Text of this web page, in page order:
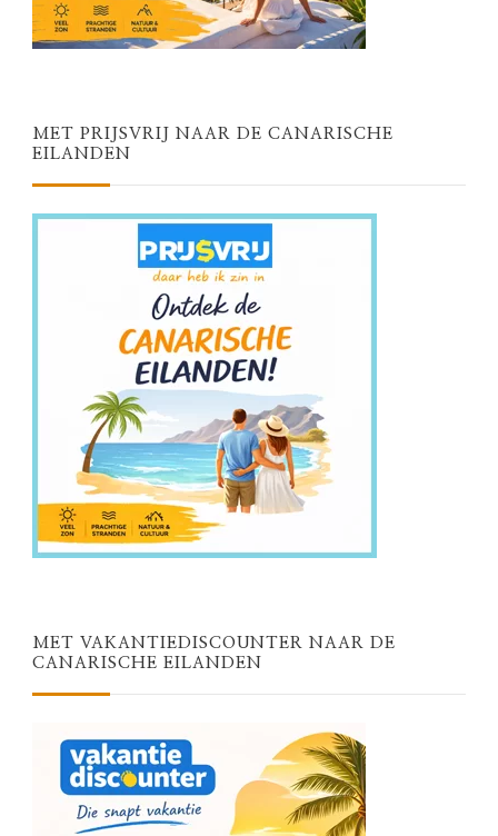
MET PRIJSVRIJ NAAR DE CANARISCHE
EILANDEN
MET VAKANTIEDISCOUNTER NAAR DE
CANARISCHE EILANDEN